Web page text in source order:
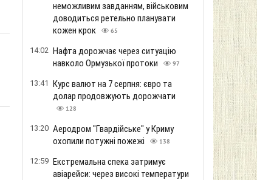
неможливим завданням, військовим
доводиться ретельно планувати
кожен крок
65
14:02 Нафта дорожчає через ситуацію
навколо Ормузької протоки
97
13:41 Курс валют на 7 серпня: євро та
долар продовжують дорожчати
128
13:20 Аеродром "Гвардійське" у Криму
охопили потужні пожежі
138
12:59 Екстремальна спека затримує
авіарейси: через високі температури